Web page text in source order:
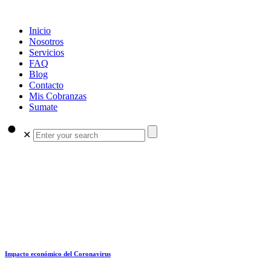
Inicio
Nosotros
Servicios
FAQ
Blog
Contacto
Mis Cobranzas
Sumate
✕
Impacto económico del Coronavirus